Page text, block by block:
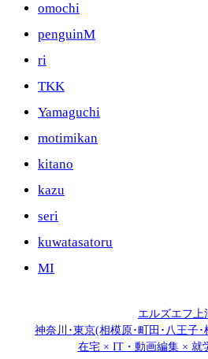
omochi
penguinM
ri
TKK
Yamaguchi
motimikan
kitano
kazu
seri
kuwatasatoru
MI
エルズエフ上
神奈川･東京(相模原･町田･八王子･
在宅 × IT・動画編集 × 就